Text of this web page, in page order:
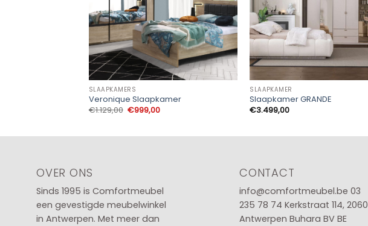
SLAAPKAMERS
Veronique Slaapkamer
€1.129,00 Oorspronkelijke
prijs
€999,00Huidige
prijs
SLAAPKAMER
Slaapkamer GRANDE
€3.499,00
OVER ONS
Sinds 1995 is Comfortmeubel
een gevestigde meubelwinkel
in Antwerpen. Met meer dan
CONTACT
info@comfortmeubel.be 03
235 78 74 Kerkstraat 114, 2060
Antwerpen Buhara BV BE